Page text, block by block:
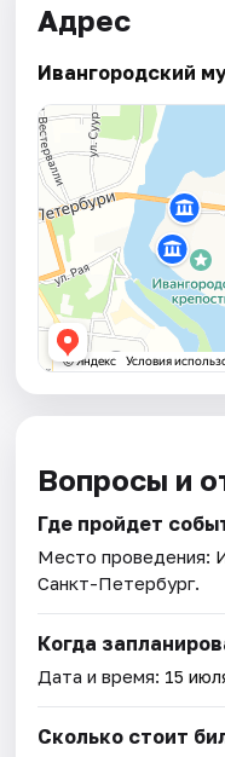
Адрес
Ивангородский
Вопросы и
Где пройдет
Место проведения:
Санкт-Петербург.
Когда
Дата и время: 15
Сколько стоит